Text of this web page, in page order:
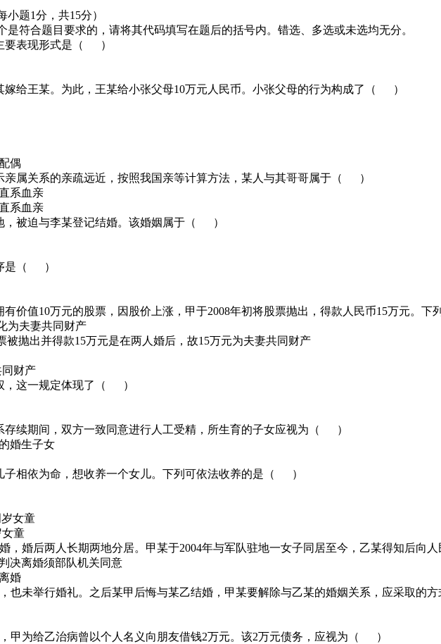
题1分，共15分）
符合题目要求的，请将其代码填写在题后的括号内。错选、多选或未选均无分。
要表现形式是（ ）
嫁给王某。为此，王某给小张父母10万元人民币。小张父母的行为构成了（ ）
偶
亲属关系的亲疏远近，按照我国亲等计算方法，某人与其哥哥属于（ ）
系血亲
系血亲
，被迫与李某登记结婚。该婚姻属于（ ）
是（ ）
有价值10万元的股票，因股价上涨，甲于2008年初将股票抛出，得款人民币15万元。
为夫妻共同财产
抛出并得款15万元是在两人婚后，故15万元为夫妻共同财产
财产
，这一规定体现了（ ）
存续期间，双方一致同意进行人工受精，所生育的子女应视为（ ）
婚生子女
子相依为命，想收养一个女儿。下列可依法收养的是（ ）
女童
童
，婚后两人长期两地分居。甲某于2004年与军队驻地一女子同居至今，乙某得知后
决离婚须部队机关同意
婚
也未举行婚礼。之后某甲后悔与某乙结婚，甲某要解除与乙某的婚姻关系，应采取的
甲为给乙治病曾以个人名义向朋友借钱2万元。该2万元债务，应视为（ ）